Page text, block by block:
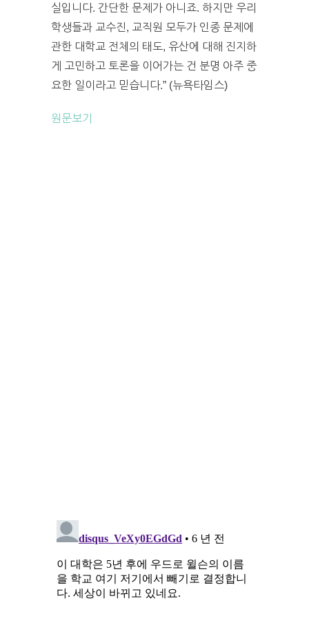
실입니다. 간단한 문제가 아니죠. 하지만 우리
학생들과 교수진, 교직원 모두가 인종 문제에
관한 대학교 전체의 태도, 유산에 대해 진지하
게 고민하고 토론을 이어가는 건 분명 아주 중
요한 일이라고 믿습니다.” (뉴욕타임스)
원문보기